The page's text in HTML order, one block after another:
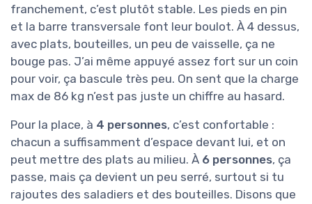
franchement, c’est plutôt stable. Les pieds en pin
et la barre transversale font leur boulot. À 4 dessus,
avec plats, bouteilles, un peu de vaisselle, ça ne
bouge pas. J’ai même appuyé assez fort sur un coin
pour voir, ça bascule très peu. On sent que la charge
max de 86 kg n’est pas juste un chiffre au hasard.
Pour la place, à 4 personnes, c’est confortable :
chacun a suffisamment d’espace devant lui, et on
peut mettre des plats au milieu. À 6 personnes, ça
passe, mais ça devient un peu serré, surtout si tu
rajoutes des saladiers et des bouteilles. Disons que